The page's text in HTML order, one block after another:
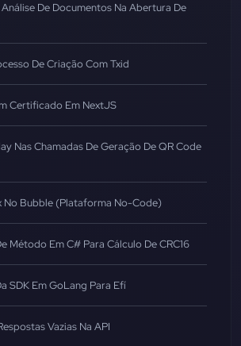
De Documentos Na Abertura De
De Criação Com Txid
Certificado Em NextJS
Nas Chamadas De Geração De QR Code
No Bubble (Plataforma No-Code)
Método Em C# Para Cálculo De CRC16
SDK Em GoLang Para Efí
Vazias Na API